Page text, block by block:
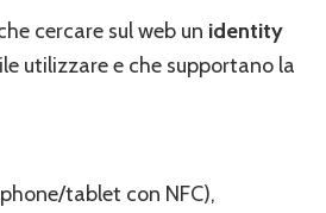
cercare sul web un identity
utilizzare e che supportano la
tablet con NFC),